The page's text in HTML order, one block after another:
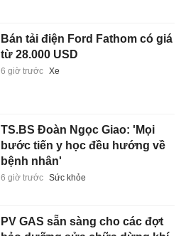
Bán tải điện Ford Fathom có giá
từ 28.000 USD
6 giờ trước Xe
TS.BS Đoàn Ngọc Giao: 'Mọi
bước tiến y học đều hướng về
bệnh nhân'
6 giờ trước Sức khỏe
PV GAS sẵn sàng cho các đợt